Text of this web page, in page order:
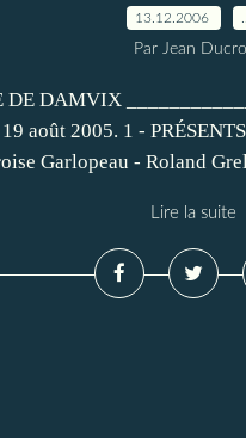
13.12.2006
Par Jean
DE DAMVIX
août 2005. 1 -
Garlopeau - Roland
Lire la suite